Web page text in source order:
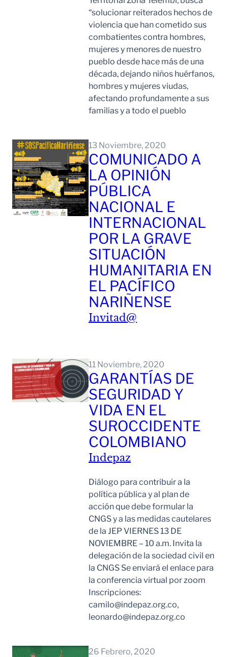
“solucionar reiterados hechos de
violencia que han cometido sus
combatientes contra hombres,
mujeres y menores de nuestro
pueblo desde hace más de una
década, dejando niños huérfanos,
hombres y mujeres viudas,
afectando profundamente a sus
familias y a todo el pueblo
13 Noviembre, 2020
COMUNICADO A
LA OPINIÓN
PÚBLICA
NACIONAL E
INTERNACIONAL
POR LA GRAVE
SITUACIÓN
HUMANITARIA EN
EL PACÍFICO
NARIÑENSE
Invitad@
11 Noviembre, 2020
GARANTÍAS DE
SEGURIDAD Y
VIDA EN EL
SUROCCIDENTE
COLOMBIANO
Indepaz
Diálogo para contribuir a la
política pública y al plan de
acción que debe formular la
CNGS y a las medidas cautelares
de la JEP VIERNES 13 DE
NOVIEMBRE – 10 a.m. Invita la
delegación de la sociedad civil en
la CNGS Se enviará el enlace para
la conferencia virtual por zoom
Inscripciones:
camilo@indepaz.org.co,
leonardo@indepaz.org.co
26 Febrero, 2020